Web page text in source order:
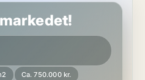
Ca. 750.000 kr.